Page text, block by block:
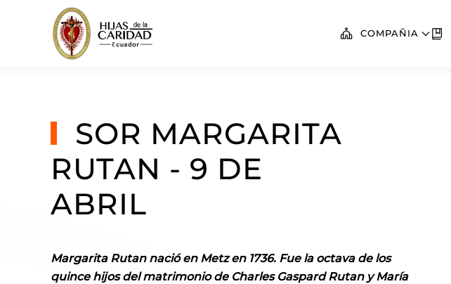
Skip to main content COMPAÑIA
SOR MARGARITA
RUTAN - 9 DE
ABRIL
Margarita Rutan nació en Metz en 1736. Fue la octava de los
quince hijos del matrimonio de Charles Gaspard Rutan y María